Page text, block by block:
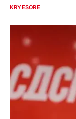
KRYESORE